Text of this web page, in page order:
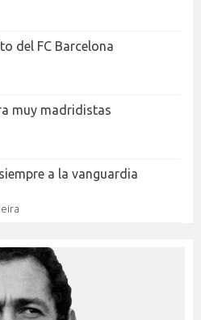
del FC Barcelona
muy madridistas
a la vanguardia